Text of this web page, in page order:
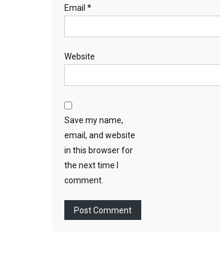
Email *
Website
Save my name,
email, and website
in this browser for
the next time I
comment.